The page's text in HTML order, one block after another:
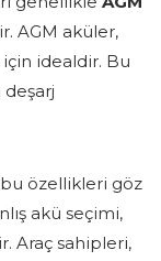
AGM aküler,
idealdir. Bu
özellikleri göz
akü seçimi,
Araç sahipleri,